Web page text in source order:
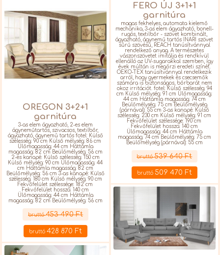
FERO ÚJ 3+1+1
garnitúra
magas fekhelyes, automata kielemő
mechanika, 3-as elem ágyazható, bonell-
rugós, textilbőr - szövet kombinált,
ágyazható, ágynemű tartós INARI szövet
sűrű szövésű, REACH tanúsítvánnyal
rendelkező anyag. A természetes
vászonszövetet imitálja és rendkívül
ellenálló az UV-sugarakkal szemben, így
évek múltán is megőrzi eredeti színét.
OEKO-TEX tanúsítvánnyal rendelkezik
arról, hogy gyermekek és csecsemők
számára is biztonságos, bőrbarát nem
okoz irritációt. fotel: Külső szélesség: 94
cm Külső mélység: 91 cm Ülőmagasság:
44 cm Háttámla magasság: 74 cm
Beülőmélység: 75 cm Beülőmélység
(párnával): 55 cm 3-as kanapé: Külső
szélesség: 230 cm Külső mélység: 91 cm
Fekvőfelület szélessége: 190 cm
Fekvőfelület hossza: 140 cm
Ülőmagasság: 44 cm Háttámla
magasság: 74 cm Beülőmélység: 75 cm
Beülőmélység (párnával): 55 cm
Részletek
bruttó539 640 Ft
bruttó 509 470 Ft
OREGON 3+2+1
garnitúra
3-as elem ágyazható, 2-es elem
ágyneműtartós, szivacsos, textilbőr,
ágyazható, ágynemű tartós fotel: Külső
szélesség: 90 cm Külső mélység: 86 cm
Ülőmagasság: 44 cm Háttámla
magasság: 82 cm Beülőmélység: 56 cm
2-es kanapé: Külső szélesség: 150 cm
Külső mélység: 90 cm Ülőmagasság: 44
cm Háttámla magasság: 82 cm
Beülőmélység: 56 cm 3-as kanapé: Külső
szélesség: 180 cm Külső mélység: 90 cm
Fekvőfelület szélessége: 182 cm
Fekvőfelület hossza: 140 cm
Ülőmagasság: 44 cm Háttámla
magasság: 82 cm Beülőmélység: 56 cm
Részletek
bruttó453 490 Ft
bruttó428 870 Ft